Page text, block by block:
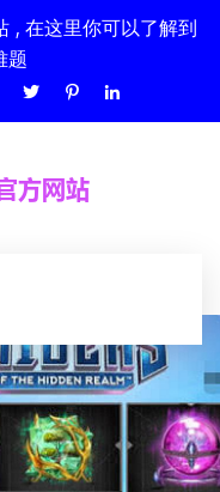
, 在这里你可以了解到
题